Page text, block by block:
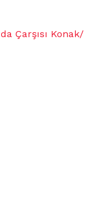
Çarşısı Konak/